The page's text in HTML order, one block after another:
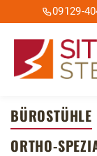
Hauptinhalt
Zur Suche
Zur 09129-
BÜROSTÜHLE
ORTHO-